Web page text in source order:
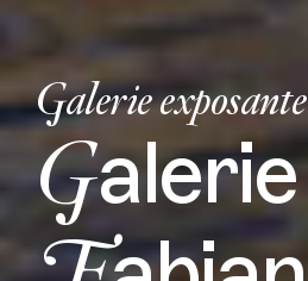
Galerie exposante
Galerie